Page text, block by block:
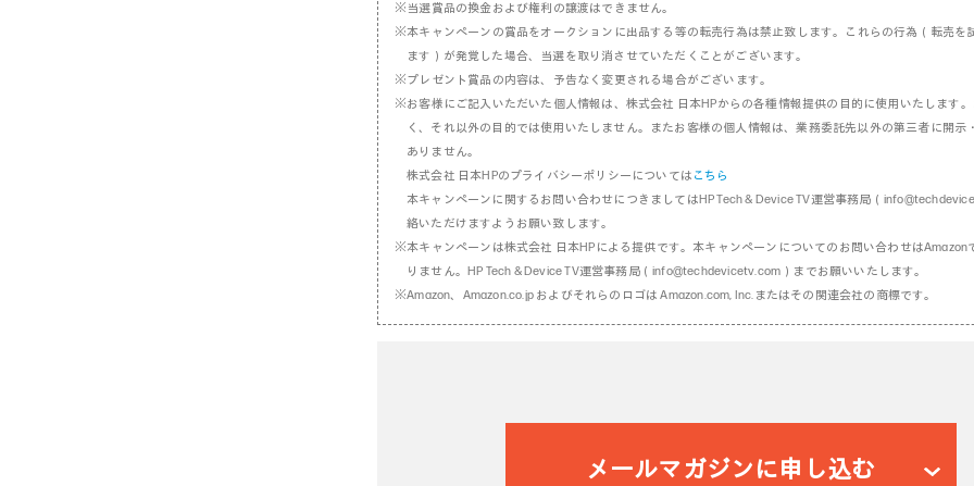
※当選賞品の換金および権利の譲渡はできません。
※本キャンペーンの賞品をオークションに出品する等の転売行為は禁止致します。これらの行為（転売を
ます）が発覚した場合、当選を取り消させていただくことがございます。
※プレゼント賞品の内容は、予告なく変更される場合がございます。
※お客様にご記入いただいた個人情報は、株式会社 日本HPからの各種情報提供の目的に使用いたします
く、それ以外の目的では使用いたしません。またお客様の個人情報は、業務委託先以外の第三者に開示
ありません。
株式会社 日本HPのプライバシーポリシーについては こちら
本キャンペーンに関するお問い合わせにつきましてはHP Tech & Device TV運営事務局（
絡いただけますようお願い致します。
※本キャンペーンは株式会社 日本HPによる提供です。本キャンペーンについてのお問い合わせはAmazon
りません。HP Tech & Device TV運営事務局（info@techdevicetv.com）までお願いいたします。
※Amazon、Amazon.co.jp およびそれらのロゴは Amazon.com, Inc.またはその関連会社の商標です。
メールマガジンに申し込む